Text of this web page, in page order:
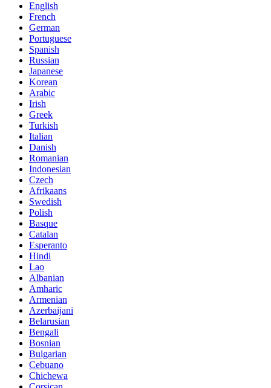
English
French
German
Portuguese
Spanish
Russian
Japanese
Korean
Arabic
Irish
Greek
Turkish
Italian
Danish
Romanian
Indonesian
Czech
Afrikaans
Swedish
Polish
Basque
Catalan
Esperanto
Hindi
Lao
Albanian
Amharic
Armenian
Azerbaijani
Belarusian
Bengali
Bosnian
Bulgarian
Cebuano
Chichewa